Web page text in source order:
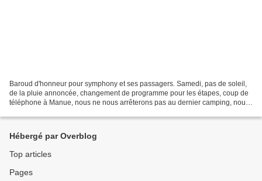
Baroud d'honneur pour symphony et ses passagers. Samedi, pas de soleil,
de la pluie annoncée, changement de programme pour les étapes, coup de
téléphone à Manue, nous ne nous arrêterons pas au dernier camping, nous
Hébergé par Overblog
Top articles
Pages